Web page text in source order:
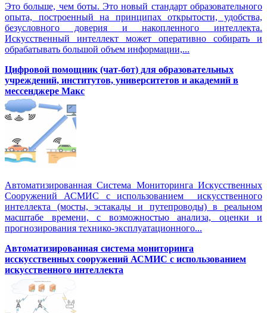
Это больше, чем боты. Это новый стандарт образовательного
опыта, построенный на принципах открытости, удобства,
безусловного доверия и накопленного интеллекта.
Искусственный интеллект может оперативно собирать и
обрабатывать большой объем информации,...
Цифровой помощник (чат-бот) для образовательных
учреждений, институтов, университетов и академий в
мессенджере Макс
Автоматизированная Система Мониторинга Искусственных
Сооружений АСМИС с использованием искусственного
интеллекта (мосты, эстакады и путепроводы) в реальном
масштабе времени, с возможностью анализа, оценки и
прогнозирования технико-эксплуатационного...
Автоматизированная система мониторинга
исскусственных сооружений АСМИС с использованием
искусственного интеллекта